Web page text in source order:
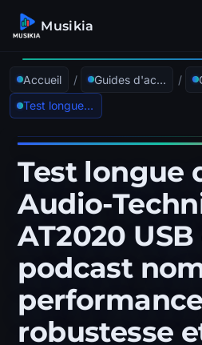
Musikia
Accueil / Guides d'achat /
Test longue durée Audio-Technica AT2020 USB en podcast nomade : performance, robustesse et limites
Test longue
Audio-
AT2020 USB
podcast
robustesse